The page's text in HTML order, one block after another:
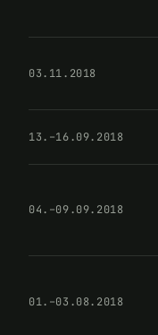
03.11.2018
13.–16.09.2018
04.–09.09.2018
01.–03.08.2018